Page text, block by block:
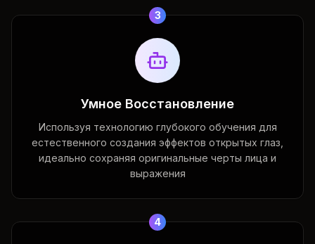
3
Умное Восстановление
Используя технологию глубокого обучения для
естественного создания эффектов открытых глаз,
идеально сохраняя оригинальные черты лица и
выражения
4